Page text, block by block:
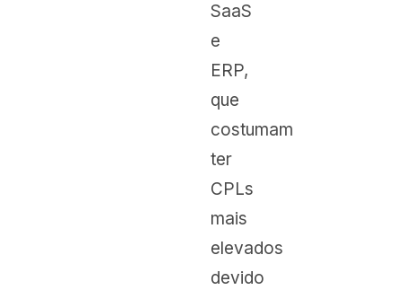
SaaS
e
ERP,
que
costumam
ter
CPLs
mais
elevados
devido